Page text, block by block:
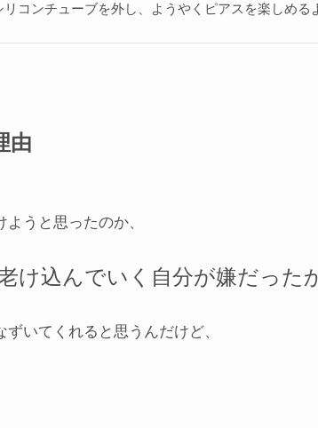
コンチューブを外し、ようやくピアスを楽しめる
由
うと思ったのか、
け込んでいく自分が嫌だった
いてくれると思うんだけど、